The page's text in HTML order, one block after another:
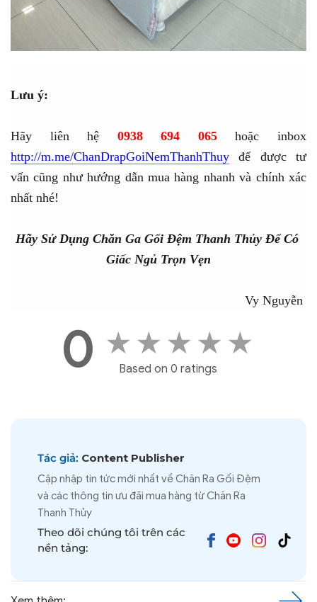
Lưu ý:
Hãy liên hệ 0938 694 065 hoặc inbox
http://m.me/ChanDrapGoiNemThanhThuy
để được tư
vấn cũng như hướng dẫn mua hàng nhanh và chính xác
nhất nhé!
Hãy Sử Dụng Chăn Ga Gối Đệm Thanh Thủy Để Có
Giấc Ngủ Trọn Vẹn
Vy Nguyễn
0 ★ ★ ★ ★ ★
Based on 0 ratings
Tác giả: Content Publisher
Cập nhập tin tức mới nhất về Chăn Ra Gối Đệm
và các thông tin ưu đãi mua hàng từ Chăn Ra
Thanh Thủy
Theo dõi chúng tôi trên các
nền tảng: